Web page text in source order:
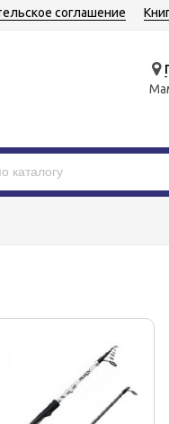
соглашение